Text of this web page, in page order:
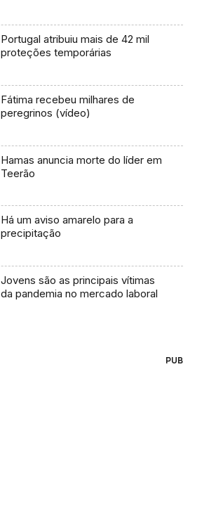
Portugal atribuiu mais de 42 mil
proteções temporárias
Fátima recebeu milhares de
peregrinos (vídeo)
Hamas anuncia morte do líder em
Teerão
Há um aviso amarelo para a
precipitação
Jovens são as principais vítimas
da pandemia no mercado laboral
PUB